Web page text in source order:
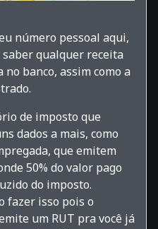
número pessoal aqui,
qualquer receita
banco, assim como a
de imposto que
dados a mais, como
que emitem
50% do valor pago
do imposto.
fazer isso pois o
um RUT pra você já